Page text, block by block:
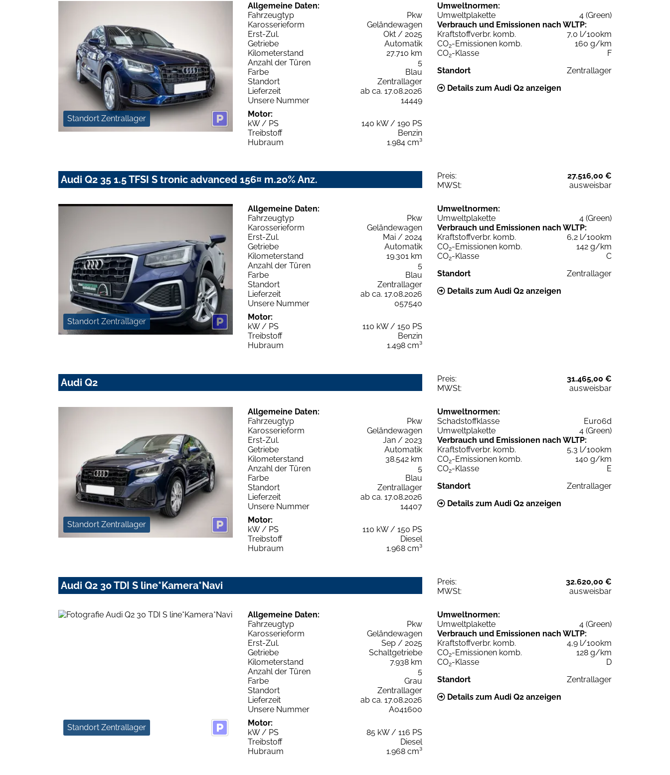
Standort Zentrallager
Allgemeine Daten:
Fahrzeugtyp
Pkw
Karosserieform
Geländewagen
Erst-Zul.
Okt / 2025
Getriebe
Automatik
Kilometerstand
27.710 km
Anzahl der Türen
5
Farbe
Blau
Standort
Zentrallager
Lieferzeit
ab ca. 17.08.2026
Unsere Nummer
14449
Motor:
kW / PS
140 kW / 190 PS
Treibstoff
Benzin
Hubraum
1.984 cm³
Umweltnormen:
Umweltplakette
4 (Green)
Verbrauch und Emissionen nach WLTP:
Kraftstoffverbr. komb.
7,0 l/100km
CO2-Emissionen komb.
160 g/km
CO2-Klasse
F
Standort
Zentrallager
Details zum Audi Q2 anzeigen
Audi Q2 35 1.5 TFSI S tronic advanced 156¤ m.20% Anz. Preis:
27.516,00 €
MWSt:
ausweisbar
Standort Zentrallager
Allgemeine Daten:
Fahrzeugtyp
Pkw
Karosserieform
Geländewagen
Erst-Zul.
Mai / 2024
Getriebe
Automatik
Kilometerstand
19.301 km
Anzahl der Türen
5
Farbe
Blau
Standort
Zentrallager
Lieferzeit
ab ca. 17.08.2026
Unsere Nummer
057540
Motor:
kW / PS
110 kW / 150 PS
Treibstoff
Benzin
Hubraum
1.498 cm³
Umweltnormen:
Umweltplakette
4 (Green)
Verbrauch und Emissionen nach WLTP:
Kraftstoffverbr. komb.
6,2 l/100km
CO2-Emissionen komb.
142 g/km
CO2-Klasse
C
Standort
Zentrallager
Details zum Audi Q2 anzeigen
Audi Q2 Preis:
31.465,00 €
MWSt:
ausweisbar
Standort Zentrallager
Allgemeine Daten:
Fahrzeugtyp
Pkw
Karosserieform
Geländewagen
Erst-Zul.
Jan / 2023
Getriebe
Automatik
Kilometerstand
38.542 km
Anzahl der Türen
5
Farbe
Blau
Standort
Zentrallager
Lieferzeit
ab ca. 17.08.2026
Unsere Nummer
14407
Motor:
kW / PS
110 kW / 150 PS
Treibstoff
Diesel
Hubraum
1.968 cm³
Umweltnormen:
Schadstoffklasse
Euro6d
Umweltplakette
4 (Green)
Verbrauch und Emissionen nach WLTP:
Kraftstoffverbr. komb.
5,3 l/100km
CO2-Emissionen komb.
140 g/km
CO2-Klasse
E
Standort
Zentrallager
Details zum Audi Q2 anzeigen
Audi Q2 30 TDI S line*Kamera*Navi Preis:
32.620,00 €
MWSt:
ausweisbar
Standort Zentrallager
Allgemeine Daten:
Fahrzeugtyp
Pkw
Karosserieform
Geländewagen
Erst-Zul.
Sep / 2025
Getriebe
Schaltgetriebe
Kilometerstand
7.938 km
Anzahl der Türen
5
Farbe
Grau
Standort
Zentrallager
Lieferzeit
ab ca. 17.08.2026
Unsere Nummer
A041600
Motor:
kW / PS
85 kW / 116 PS
Treibstoff
Diesel
Hubraum
1.968 cm³
Umweltnormen:
Umweltplakette
4 (Green)
Verbrauch und Emissionen nach WLTP:
Kraftstoffverbr. komb.
4,9 l/100km
CO2-Emissionen komb.
128 g/km
CO2-Klasse
D
Standort
Zentrallager
Details zum Audi Q2 anzeigen